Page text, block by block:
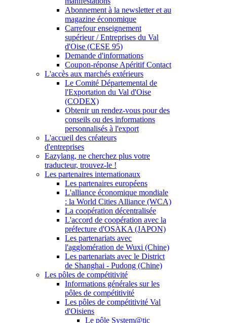
Abonnement à la newsletter et au
magazine économique
Carrefour enseignement
supérieur / Entreprises du Val
d'Oise (CESE 95)
Demande d'informations
Coupon-réponse Apéritif Contact
L'accès aux marchés extérieurs
Le Comité Départemental de
l'Exportation du Val d'Oise
(CODEX)
Obtenir un rendez-vous pour des
conseils ou des informations
personnalisés à l'export
L'accueil des créateurs
d'entreprises
Eazylang, ne cherchez plus votre
traducteur, trouvez-le !
Les partenaires internationaux
Les partenaires européens
L'alliance économique mondiale
: la World Cities Alliance (WCA)
La coopération décentralisée
L'accord de coopération avec la
préfecture d'OSAKA (JAPON)
Les partenariats avec
l'agglomération de Wuxi (Chine)
Les partenariats avec le District
de Shanghai - Pudong (Chine)
Les pôles de compétitivité
Informations générales sur les
pôles de compétitivité
Les pôles de compétitivité Val
d'Oisiens
Le pôle System@tic